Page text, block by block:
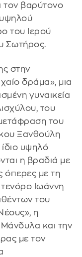
τον βαρύτονο
του Ιερού
Σωτήρος.
στην
δράμα», μια
γυναικεία
του
του
Ξανθούλη
υψηλό
η βραδιά με
όπερες με τη
Ιωάννη
του
η
και την
με τον